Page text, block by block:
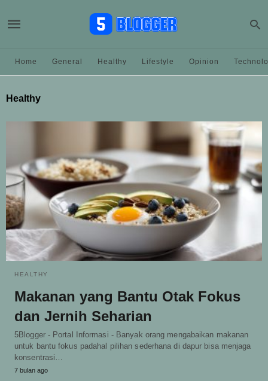
Home General Healthy Lifestyle Opinion
Healthy
HEALTHY
Makanan yang Bantu Otak Fokus
dan Jernih Seharian
5Blogger - Portal Informasi - Banyak orang mengabaikan makanan
untuk bantu fokus padahal pilihan sederhana di dapur bisa menjaga
konsentrasi…
7 bulan ago